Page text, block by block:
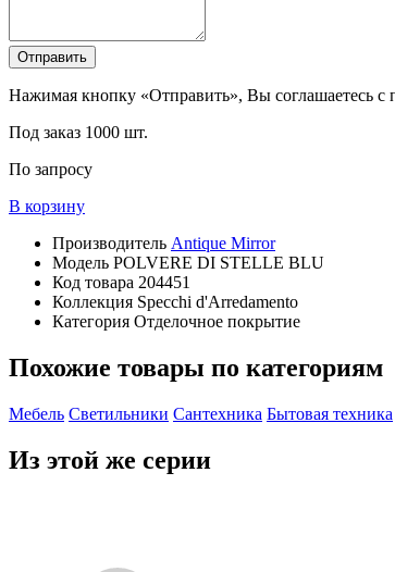
Отправить
Нажимая кнопку «Отправить», Вы соглашаетесь с
Под заказ 1000 шт.
По запросу
В корзину
Производитель Antique Mirror
Модель POLVERE DI STELLE BLU
Код товара 204451
Коллекция Specchi d'Arredamento
Категория Отделочное покрытие
Похожие товары по категориям
Мебель Светильники Сантехника Бытовая техника
Из этой же серии